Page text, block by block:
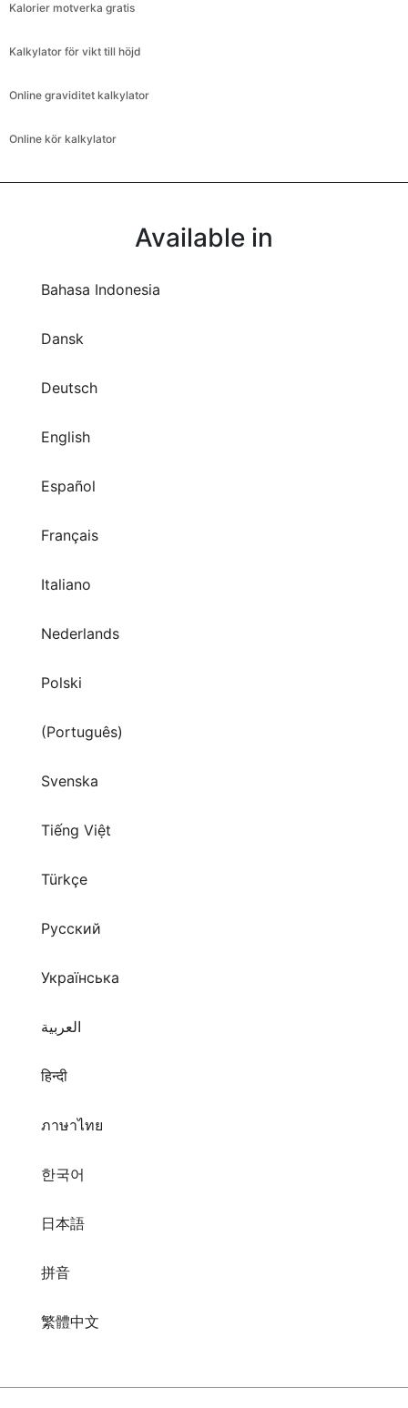
Kalorier motverka gratis
Kalkylator för vikt till höjd
Online graviditet kalkylator
Online kör kalkylator
Available in
Bahasa Indonesia
Dansk
Deutsch
English
Español
Français
Italiano
Nederlands
Polski
(Português)
Svenska
Tiếng Việt
Türkçe
Русский
Українська
العربية
हिन्दी
ภาษาไทย
한국어
日本語
拼音
繁體中文